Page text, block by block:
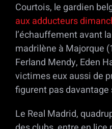
Courtois, le gardien
aux adducteurs
l’échauffement avant
madrilène à Majorque
Ferland Mendy, Eden
victimes eux aussi de
figurent pas
Le Real Madrid,